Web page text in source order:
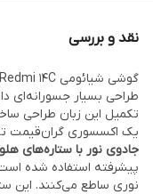
اقساط از ترب پی و اسنپ
نقد و بررسی
طراحی بسیار جسورانه‌ای
تکمیل این زبان طراحی
یک اکسسوری گران‌قیمت
جادوی نور با ستاره‌های
نوری ساطع می‌کنند. این